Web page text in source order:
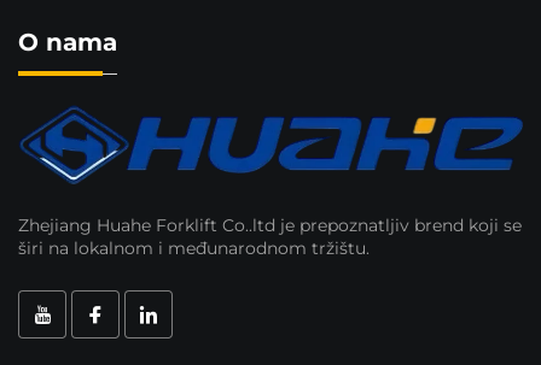
O nama
Zhejiang Huahe Forklift Co..ltd je prepoznatljiv brend koji se
širi na lokalnom i međunarodnom tržištu.